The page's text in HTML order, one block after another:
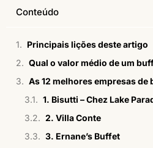
Conteúdo
Principais lições deste artigo
2. Villa Conte
3. Ernane’s Buffet